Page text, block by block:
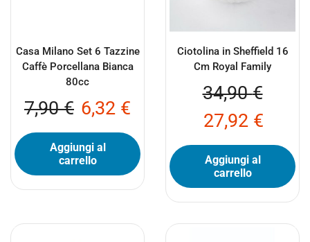
Casa Milano Set 6 Tazzine
Caffè Porcellana Bianca
80cc
7,90€ 6,32 €
Aggiungi al
carrello
Ciotolina in Sheffield 16
Cm Royal Family
34,90€
27,92 €
Aggiungi al
carrello